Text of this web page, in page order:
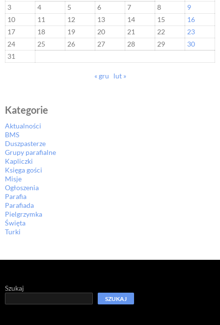
3
4 5 6 7 8
9
10
11 12 13 14 15
16
17
18 19 20 21 22
23
24
25 26 27 28 29
30
31
« gru lut »
Kategorie
Aktualności
BMS
Duszpasterze
Grupy parafialne
Kapliczki
Księga gości
Misje
Ogłoszenia
Parafia
Parafiada
Pielgrzymka
Święta
Turki
Szukaj
SZUKAJ